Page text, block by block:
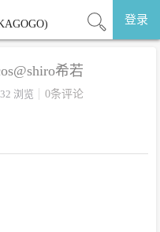
登录
希若
浏览 0条评论